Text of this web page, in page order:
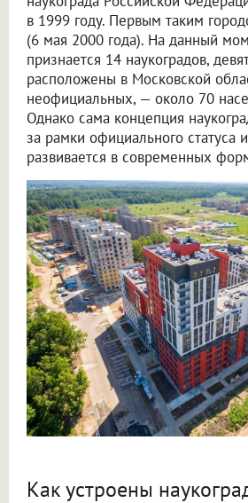
в 1999 году. Первым таким
(6 мая 2000 года). На данный
признается 14 наукоградов,
расположены в Московской
неофициальных, — около 70
Однако сама концепция
за рамки официального статуса
развивается в современных
Как устроены